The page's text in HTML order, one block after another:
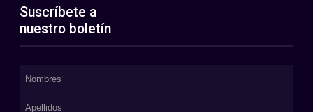
Suscríbete a
nuestro boletín